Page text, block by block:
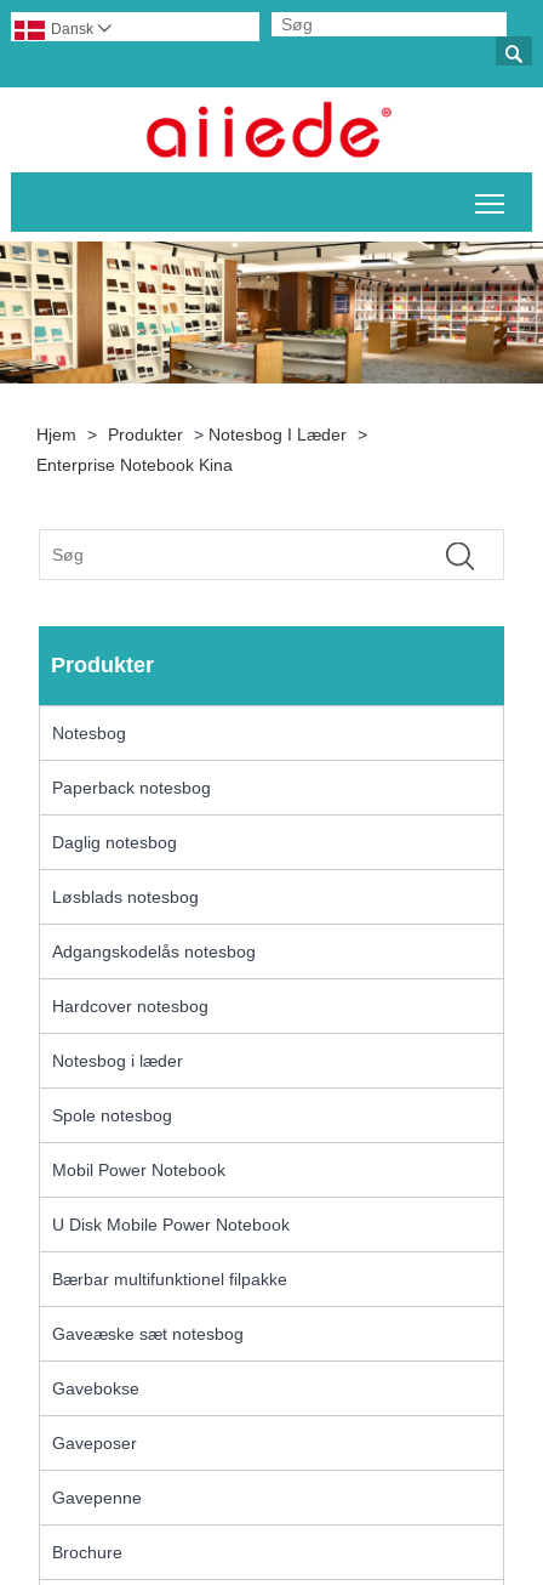

Dansk 
Hjem > Produkter > Notesbog I Læder >
Enterprise Notebook Kina
Produkter
Notesbog
Paperback notesbog
Daglig notesbog
Løsblads notesbog
Adgangskodelås notesbog
Hardcover notesbog
Notesbog i læder
Spole notesbog
Mobil Power Notebook
U Disk Mobile Power Notebook
Bærbar multifunktionel filpakke
Gaveæske sæt notesbog
Gavebokse
Gaveposer
Gavepenne
Brochure